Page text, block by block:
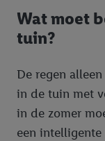
Wat moet
tuin?
De regen
in de tuin met
in de zomer
een